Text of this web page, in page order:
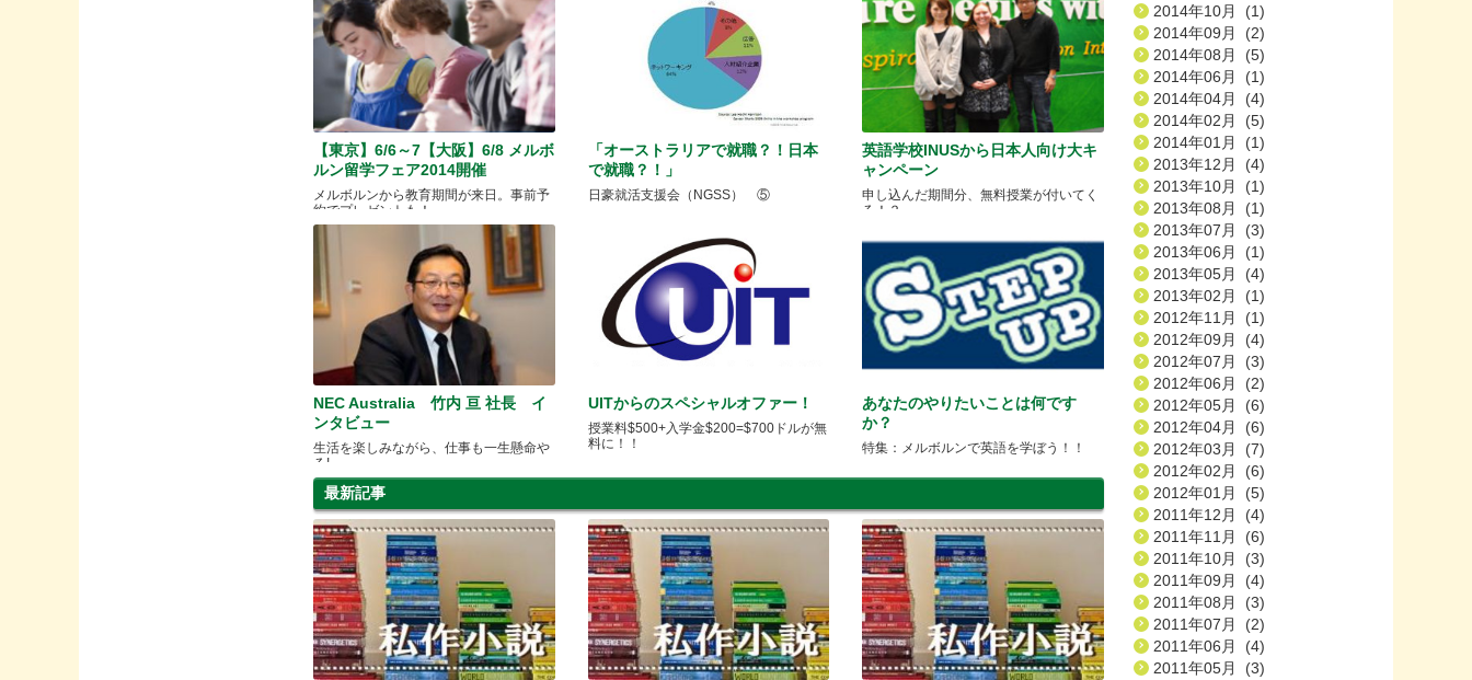
【東京】6/6～7【大阪】6/8 メルボ
ルン留学フェア2014開催
メルボルンから教育期間が来日。事前予
約でプレゼントも！
「オーストラリアで就職？！日本
で就職？！」
日豪就活支援会（NGSS） ⑤
英語学校INUSから日本人向け大キ
ャンペーン
申し込んだ期間分、無料授業が付いてく
る！？
NEC Australia 竹内 亘 社長 イ
ンタビュー
生活を楽しみながら、仕事も一生懸命や
る!
UITからのスペシャルオファー！
授業料$500+入学金$200=$700ドルが無
料に！！
あなたのやりたいことは何です
か？
特集：メルボルンで英語を学ぼう！！
最新記事
2014年10月 (1)
2014年09月 (2)
2014年08月 (5)
2014年06月 (1)
2014年04月 (4)
2014年02月 (5)
2014年01月 (1)
2013年12月 (4)
2013年10月 (1)
2013年08月 (1)
2013年07月 (3)
2013年06月 (1)
2013年05月 (4)
2013年02月 (1)
2012年11月 (1)
2012年09月 (4)
2012年07月 (3)
2012年06月 (2)
2012年05月 (6)
2012年04月 (6)
2012年03月 (7)
2012年02月 (6)
2012年01月 (5)
2011年12月 (4)
2011年11月 (6)
2011年10月 (3)
2011年09月 (4)
2011年08月 (3)
2011年07月 (2)
2011年06月 (4)
2011年05月 (3)